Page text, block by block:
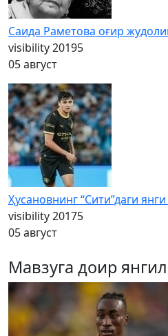
Саида Раметова оғир
visibility20195
05 август
Ҳусановнинг “Сити”даги
visibility20175
05 август
Мавзуга доир